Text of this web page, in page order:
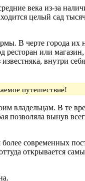
века из-за
целый сад
В черте города
или
внутри
путешествие!
владельцам. В те
позволяла вынув
современных
открывается